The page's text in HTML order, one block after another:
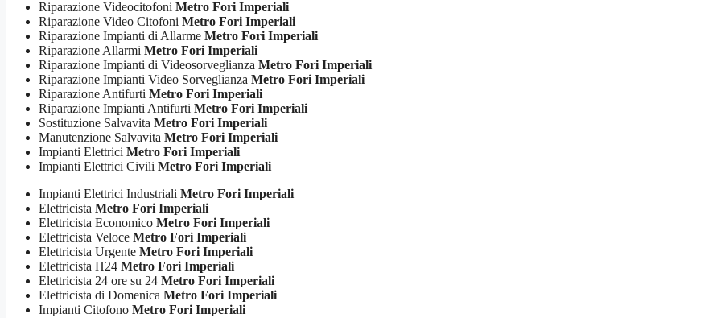
Riparazione Videocitofoni Metro Fori Imperiali
Riparazione Video Citofoni Metro Fori Imperiali
Riparazione Impianti di Allarme Metro Fori Imperiali
Riparazione Allarmi Metro Fori Imperiali
Riparazione Impianti di Videosorveglianza Metro Fori Imperiali
Riparazione Impianti Video Sorveglianza Metro Fori Imperiali
Riparazione Antifurti Metro Fori Imperiali
Riparazione Impianti Antifurti Metro Fori Imperiali
Sostituzione Salvavita Metro Fori Imperiali
Manutenzione Salvavita Metro Fori Imperiali
Impianti Elettrici Metro Fori Imperiali
Impianti Elettrici Civili Metro Fori Imperiali
Impianti Elettrici Industriali Metro Fori Imperiali
Elettricista Metro Fori Imperiali
Elettricista Economico Metro Fori Imperiali
Elettricista Veloce Metro Fori Imperiali
Elettricista Urgente Metro Fori Imperiali
Elettricista H24 Metro Fori Imperiali
Elettricista 24 ore su 24 Metro Fori Imperiali
Elettricista di Domenica Metro Fori Imperiali
Impianti Citofono Metro Fori Imperiali